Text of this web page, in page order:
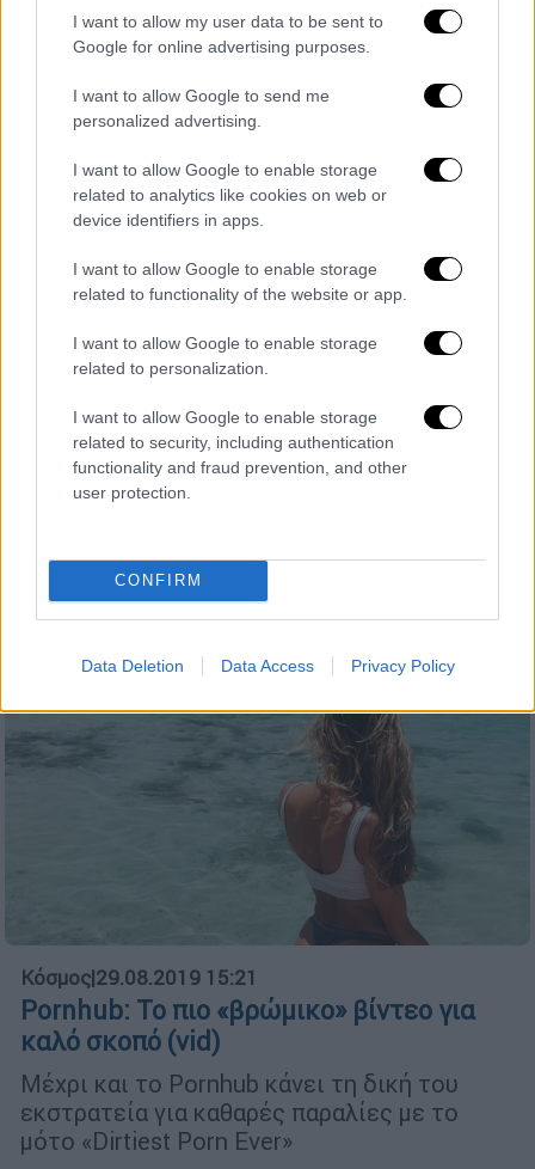
I want to allow my user data to be sent to
Google for online advertising purposes.
I want to allow Google to send me
personalized advertising.
I want to allow Google to enable storage
related to analytics like cookies on web or
device identifiers in apps.
I want to allow Google to enable storage
related to functionality of the website or app.
I want to allow Google to enable storage
related to personalization.
I want to allow Google to enable storage
related to security, including authentication
functionality and fraud prevention, and other
user protection.
CONFIRM
Data Deletion Data Access Privacy Policy
premium πακέτο πορνό για να
#μένουμε_σπίτι!
Η δημοφιλής ιστοσελίδα ταινιών ερωτικού
περιεχομένου δίνει ελεύθερη πρόσβαση
στους χρήστες στην Ελλάδα και σε όλες τις
χώρες μέχρι τις 23 Απριλίου
12.12.2019 10:53
«απογειώθηκε» στην Ελλάδα το 2019
Η βιομηχανία του πορνό ανθεί και
διαδικτυακά και ιδού τα αποτελέσματα
Κόσμος|29.08.2019 15:21
Pornhub: Το πιο «βρώμικο» βίντεο για
καλό σκοπό (vid)
Μέχρι και το Pornhub κάνει τη δική του
εκστρατεία για καθαρές παραλίες με το
μότο «Dirtiest Porn Ever»